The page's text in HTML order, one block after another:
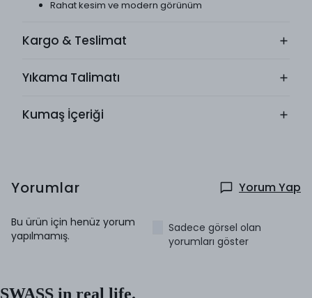
Rahat kesim ve modern görünüm
Kargo & Teslimat
Yıkama Talimatı
Kumaş İçeriği
Yorumlar Yorum Yap
Bu ürün için henüz yorum
yapılmamış.
Sadece görsel olan
yorumları göster